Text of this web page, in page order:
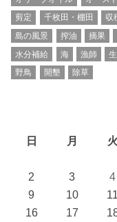
剪定
千枚田・棚田 収
島の風景
搾油 摘果
水分補給
海 漁師
野鳥
開墾 除草
日
月 火
2
3 4
9
10 11
16
17